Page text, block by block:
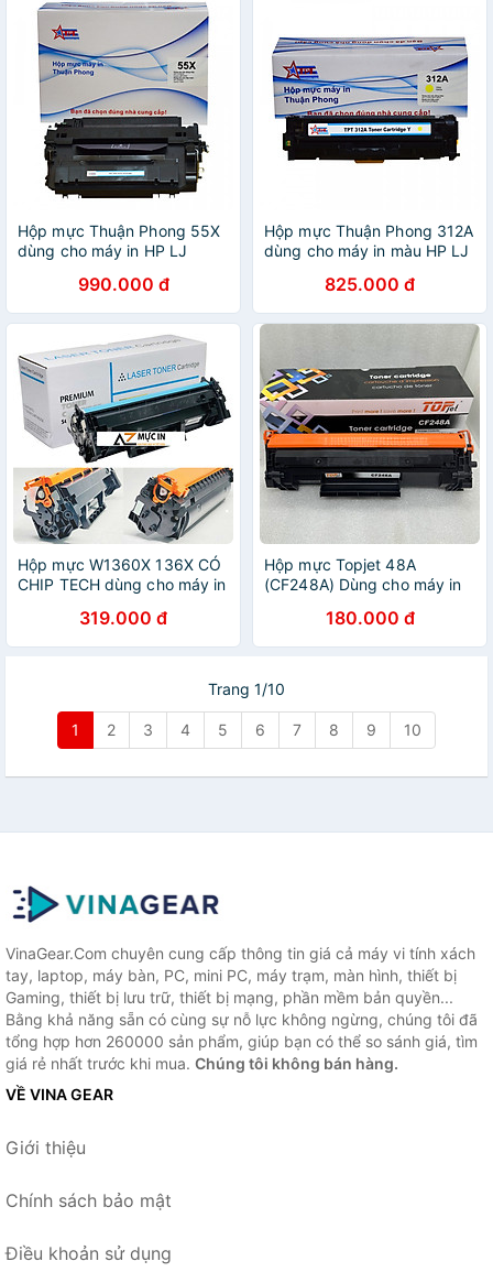
Hộp mực Thuận Phong 55X
dùng cho máy in HP LJ
Hàng Chính Hãng
990.000 đ
Hộp mực Thuận Phong 312A
dùng cho máy in màu HP LJ
Chính Hãng825.000 đ
Hộp mực W1360X 136X CÓ
CHIP TECH dùng cho máy in
- Hàng Nhập Khẩu
319.000 đ
Hộp mực Topjet 48A
(CF248A) Dùng cho máy in
Chíp) - Hàng Chính Hãng
180.000 đ
Trang 1/10
1 2 3 4 5 6 7 8 9 10
VinaGear.Com chuyên cung cấp thông tin giá cả máy vi tính xách
tay, laptop, máy bàn, PC, mini PC, máy trạm, màn hình, thiết bị
Gaming, thiết bị lưu trữ, thiết bị mạng, phần mềm bản quyền...
Bằng khả năng sẵn có cùng sự nỗ lực không ngừng, chúng tôi đã
tổng hợp hơn 260000 sản phẩm, giúp bạn có thể so sánh giá, tìm
giá rẻ nhất trước khi mua. Chúng tôi không bán hàng.
VỀ VINA GEAR
Giới thiệu
Chính sách bảo mật
Điều khoản sử dụng